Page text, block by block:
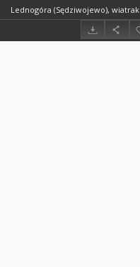
Lednogóra (Sędziwojewo), wiatrak